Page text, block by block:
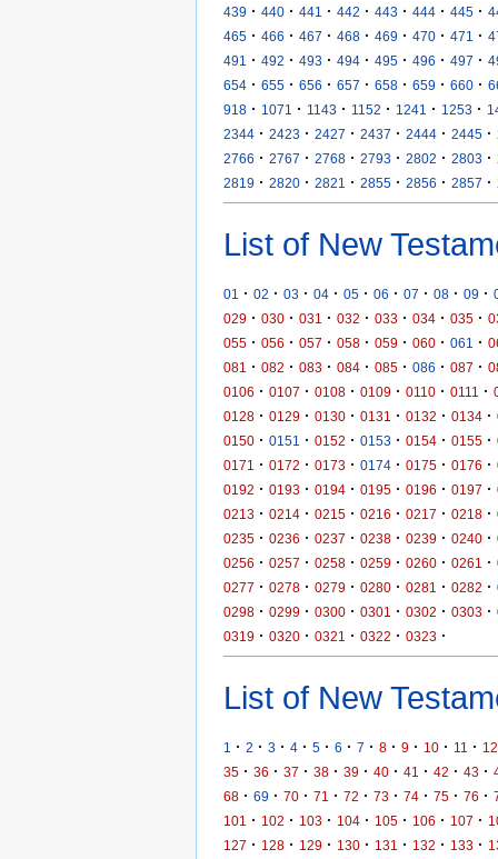
439 · 440 · 441 · 442 · 443 · 444 · 445 ·
465 · 466 · 467 · 468 · 469 · 470 · 471 ·
491
· 492 · 493 · 494 · 495 · 496 · 497 ·
654 · 655 · 656 · 657 · 658 · 659 · 660 ·
918 · 1071 · 1143 · 1152 · 1241 · 1253 ·
2344 · 2423 · 2427 · 2437 · 2444 · 2445 ·
2766 · 2767 · 2768 · 2793 · 2802 · 2803 ·
2819 · 2820 · 2821 · 2855 · 2856 · 2857 ·
List of New
01 · 02 · 03 · 04 · 05 · 06 · 07 · 08 · 09 ·
029 · 030 · 031 · 032 · 033 · 034 · 035 ·
055 · 056 · 057 · 058 · 059 · 060 · 061 ·
081
· 082 · 083 · 084 · 085 · 086 · 087 ·
0106 · 0107 · 0108 · 0109 · 0110 · 0111 ·
0128 · 0129 · 0130 · 0131 · 0132 · 0134 ·
0150 · 0151 · 0152 · 0153 · 0154 · 0155 ·
0171
· 0172 · 0173 · 0174 · 0175 · 0176 ·
0192 · 0193 · 0194 · 0195 · 0196 · 0197 ·
0213 · 0214 · 0215 · 0216 · 0217 · 0218 ·
0235 · 0236 · 0237 · 0238 · 0239 · 0240 ·
0256 · 0257 · 0258 · 0259 · 0260 · 0261 ·
0277 · 0278 · 0279 · 0280 · 0281 · 0282 ·
0298 · 0299 · 0300 · 0301 · 0302 · 0303 ·
0319 · 0320 · 0321 · 0322 · 0323 ·
List of New
1 · 2 · 3 · 4 · 5 · 6 · 7 · 8 · 9 · 10 · 11 · 12
35 · 36 · 37 · 38 · 39 · 40 · 41 · 42 · 43 ·
68 · 69 · 70 · 71 · 72 · 73 · 74 · 75 · 76 ·
101
· 102 · 103 · 104 · 105 · 106 · 107 ·
127 · 128 · 129 · 130 · 131 · 132 · 133 ·